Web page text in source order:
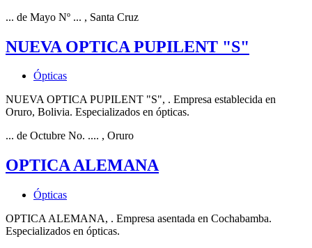
... de Mayo Nº ... , Santa Cruz
NUEVA OPTICA PUPILENT "S"
Ópticas
NUEVA OPTICA PUPILENT "S", . Empresa establecida en
Oruro, Bolivia. Especializados en ópticas.
... de Octubre No. .... , Oruro
OPTICA ALEMANA
Ópticas
OPTICA ALEMANA, . Empresa asentada en Cochabamba.
Especializados en ópticas.